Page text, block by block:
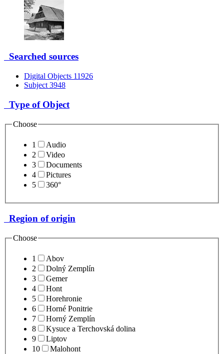
Searched sources
Digital Objects 11926
Subject 3948
Type of Object
Choose
1
Audio
2
Video
3
Documents
4
Pictures
5
360°
Region of origin
Choose
1
Abov
2
Dolný Zemplín
3
Gemer
4
Hont
5
Horehronie
6
Horné Ponitrie
7
Horný Zemplín
8
Kysuce a Terchovská dolina
9
Liptov
10
Malohont